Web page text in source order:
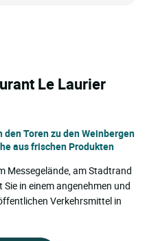
Le Laurier
den Toren zu den Weinbergen
aus frischen Produkten
Messegelände, am Stadtrand
in einem angenehmen und
Verkehrsmittel in